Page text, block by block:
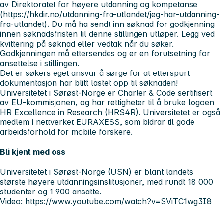
av Direktoratet for høyere utdanning og kompetanse
(https://hkdir.no/utdanning-fra-utlandet/jeg-har-utdanning-
fra-utlandet). Du må ha sendt inn søknad for godkjenning
innen søknadsfristen til denne stillingen utløper. Legg ved
kvittering på søknad eller vedtak når du søker.
Godkjenningen må ettersendes og er en forutsetning for
ansettelse i stillingen.
Det er søkers eget ansvar å sørge for at etterspurt
dokumentasjon har blitt lastet opp til søknaden!
Universitetet i Sørøst-Norge er Charter & Code sertifisert
av EU-kommisjonen, og har rettigheter til å bruke logoen
HR Excellence in Research (HRS4R). Universitetet er også
medlem i nettverket EURAXESS, som bidrar til gode
arbeidsforhold for mobile forskere.
Bli kjent med oss
Universitetet i Sørøst-Norge (USN) er blant landets
største høyere utdanningsinstitusjoner, med rundt 18 000
studenter og 1 900 ansatte.
Video: https://www.youtube.com/watch?v=SViTC1wg3I8